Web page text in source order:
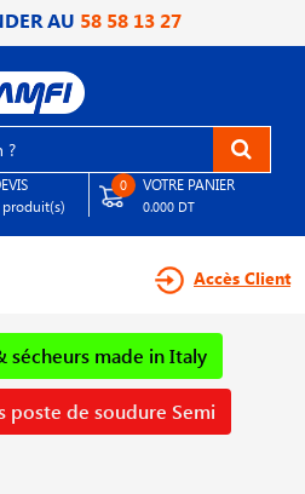
AU 58 58 13 27
produit(s)
0 VOTRE PANIER
0.000 DT
Accès Client
sécheurs made in Italy
poste de soudure Semi